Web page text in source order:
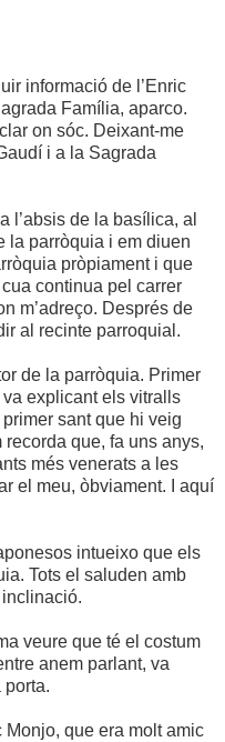
informació de l’Enric
Família, aparco.
on sóc. Deixant-me
i a la Sagrada
l’absis de la basílica, al
la parròquia i em diuen
pròpiament i que
continua pel carrer
m’adreço. Després de
al recinte parroquial.
de la parròquia. Primer
explicant els vitralls
sant que hi veig
que, fa uns anys,
més venerats a les
el meu, òbviament. I aquí
intueixo que els
Tots el saluden amb
inclinació.
veure que té el costum
anem parlant, va
porta.
Monjo, que era molt amic